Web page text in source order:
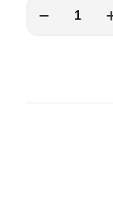
Komodo